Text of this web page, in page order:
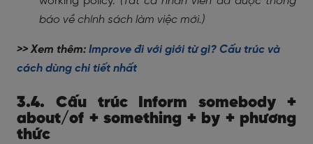
báo về chính sách làm việc mới.)
>> Xem thêm: Improve đi với giới từ gì? Cấu trúc và
cách dùng chi tiết nhất
3.4. Cấu trúc Inform somebody +
about/of + something + by + phương
thức